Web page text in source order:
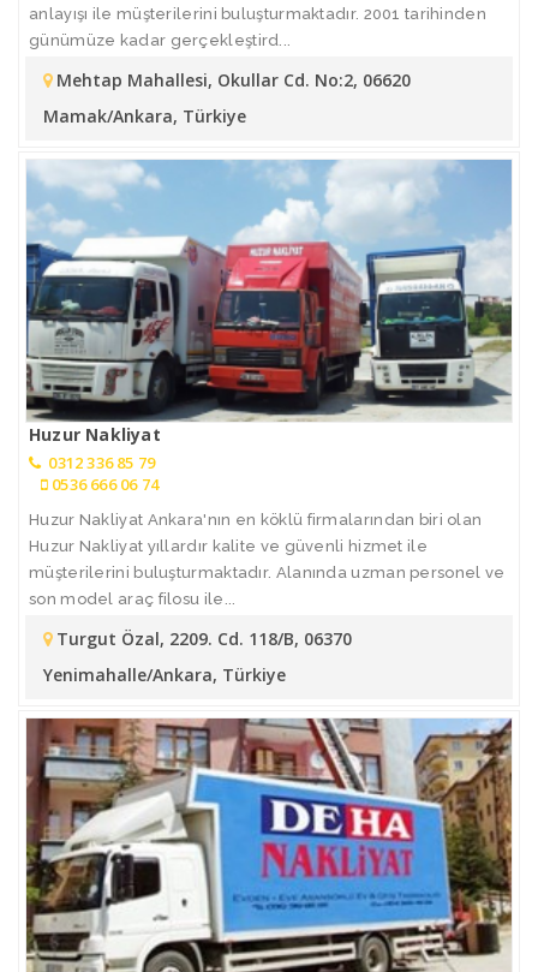
anlayışı ile müşterilerini buluşturmaktadır. 2001 tarihinden
günümüze kadar gerçekleştird...
Mehtap Mahallesi, Okullar Cd. No:2, 06620
Mamak/Ankara, Türkiye
Huzur Nakliyat
0312 336 85 79
0536 666 06 74
Huzur Nakliyat Ankara'nın en köklü firmalarından biri olan
Huzur Nakliyat yıllardır kalite ve güvenli hizmet ile
müşterilerini buluşturmaktadır. Alanında uzman personel ve
son model araç filosu ile...
Turgut Özal, 2209. Cd. 118/B, 06370
Yenimahalle/Ankara, Türkiye